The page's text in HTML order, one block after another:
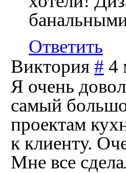
Ответить
Виктория # 4
Я очень
самый
проектам
к клиенту.
Мне все